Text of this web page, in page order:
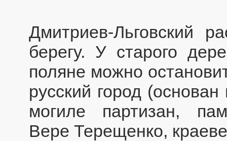
Дмитриев-Льговский
берегу. У старого
поляне можно
русский город
могиле партизан,
Вере Терещенко,